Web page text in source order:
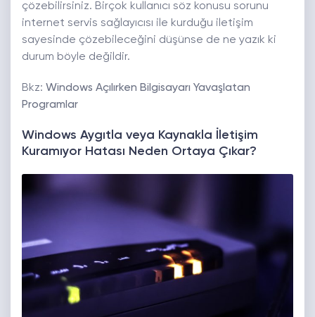
çözebilirsiniz. Birçok kullanıcı söz konusu sorunu
internet servis sağlayıcısı ile kurduğu iletişim
sayesinde çözebileceğini düşünse de ne yazık ki
durum böyle değildir.
Bkz: Windows Açılırken Bilgisayarı Yavaşlatan
Programlar
Windows Aygıtla veya Kaynakla İletişim
Kuramıyor Hatası Neden Ortaya Çıkar?